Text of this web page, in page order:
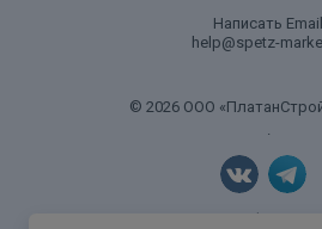
Написать Email
help@spetz-
© 2026 ООО
.
Политика